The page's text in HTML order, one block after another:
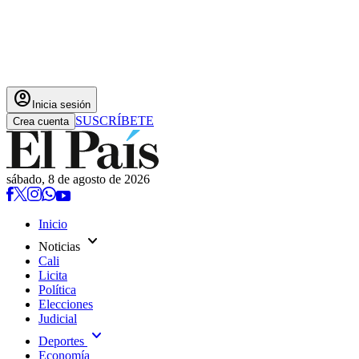
account_circle Inicia sesión
Crea cuenta SUSCRÍBETE
sábado, 8 de agosto de 2026
Inicio
Noticias expand_more
Cali
Licita
Política
Elecciones
Judicial
Deportes expand_more
Economía